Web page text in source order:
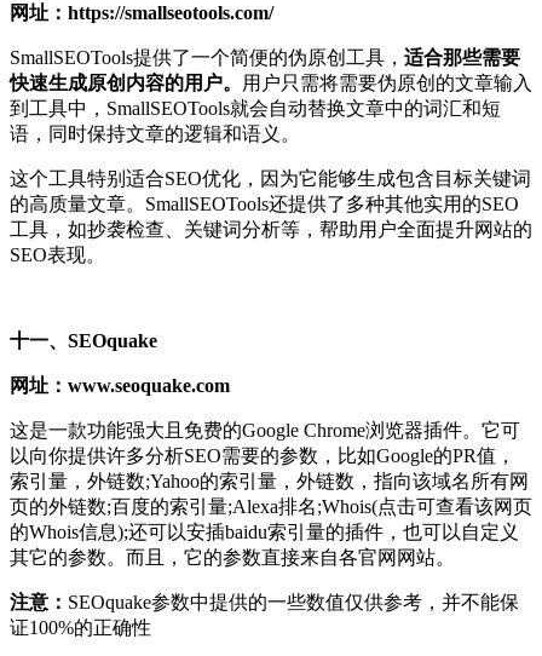
网址：https://smallseotools.com/
SmallSEOTools提供了一个简便的伪原创工具， 适合那些需要
快速生成原创内容的用户。
用户只需将需要伪原创的文章输入
到工具中，SmallSEOTools就会自动替换文章中的词汇和短
语，同时保持文章的逻辑和语义。
这个工具特别适合SEO优化，因为它能够生成包含目标关键词
的高质量文章。SmallSEOTools还提供了多种其他实用的SEO
工具，如抄袭检查、关键词分析等，帮助用户全面提升网站的
SEO表现。
十一、SEOquake
网址：www.seoquake.com
这是一款功能强大且免费的Google Chrome浏览器插件。它可
以向你提供许多分析SEO需要的参数，比如Google的PR值，
索引量，外链数;Yahoo的索引量，外链数，指向该域名所有网
页的外链数;百度的索引量;Alexa排名;Whois(点击可查看该网页
的Whois信息);还可以安插baidu索引量的插件，也可以自定义
其它的参数。而且，它的参数直接来自各官网网站。
注意： SEOquake参数中提供的一些数值仅供参考，并不能保
证100%的正确性